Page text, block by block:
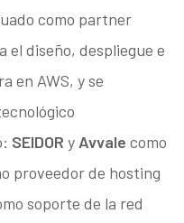
como partner
el diseño, despliegue e
en AWS, y se
SEIDORy Avvalecomo
proveedor de hosting
soporte de la red